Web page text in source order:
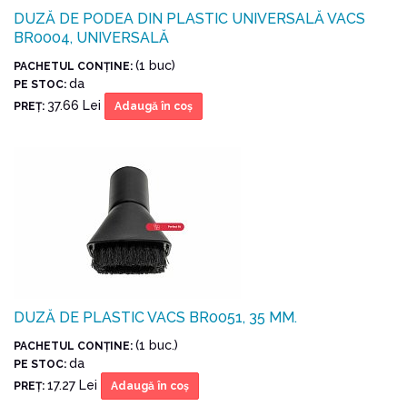
DUZĂ DE PODEA DIN PLASTIC UNIVERSALĂ VACS
BR0004, UNIVERSALĂ
PACHETUL CONŢINE: (1 buc)
PE STOC: da
PREŢ: 37.66 Lei Adaugă în coş
DUZĂ DE PLASTIC VACS BR0051, 35 MM.
PACHETUL CONŢINE: (1 buc.)
PE STOC: da
PREŢ: 17.27 Lei Adaugă în coş